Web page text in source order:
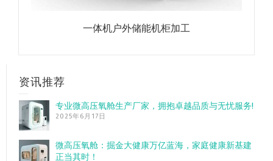
一体机户外储能机柜加工
资讯推荐
专业微高压氧舱生产厂家，拥抱卓越品质与无忧服务!
2025年6月17日
微高压氧舱：掘金大健康万亿蓝海，家庭健康新基建
正当其时！